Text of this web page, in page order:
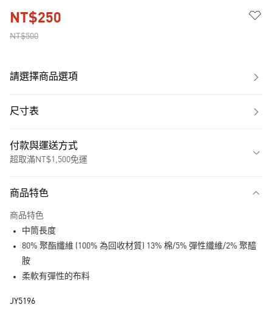
NT$500
NT$250
請選擇商品選項
尺寸表
付款與運送方式
超取滿NT$1,500免運
LINE Pay
運送方式
商品特色
商品特色
中筒長度
80% 聚酯纖維 (100% 為回收材質) 13% 棉/5% 彈性纖維/2% 聚醯
胺
柔軟有彈性的布料
JY5196